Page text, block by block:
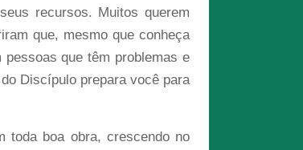
recursos. Muitos querem
que, mesmo que conheça
que têm problemas e
Discípulo prepara você para
toda boa obra, crescendo no